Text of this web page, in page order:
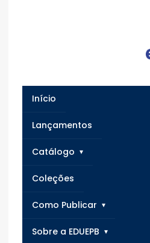
Início
Lançamentos
Catálogo
Coleções
Como Publicar
Sobre a EDUEPB